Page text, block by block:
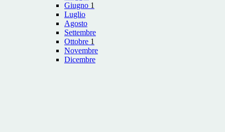
Giugno 1
Luglio
Agosto
Settembre
Ottobre 1
Novembre
Dicembre